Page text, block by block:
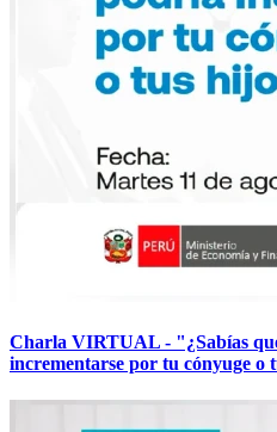
Charla VIRTUAL - "¿Sabías
incrementarse por tu cónyuge o